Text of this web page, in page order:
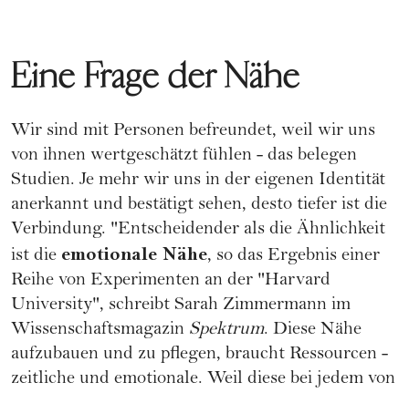
Eine Frage der Nähe
Wir sind mit Personen befreundet, weil wir uns
von ihnen wertgeschätzt fühlen - das belegen
Studien. Je mehr wir uns in der eigenen Identität
anerkannt und bestätigt sehen, desto tiefer ist die
Verbindung. "Entscheidender als die Ähnlichkeit
ist die emotionale Nähe, so das Ergebnis einer
Reihe von Experimenten an der "Harvard
University", schreibt Sarah Zimmermann im
Wissenschaftsmagazin Spektrum. Diese Nähe
aufzubauen und zu pflegen, braucht Ressourcen -
zeitliche und emotionale. Weil diese bei jedem von